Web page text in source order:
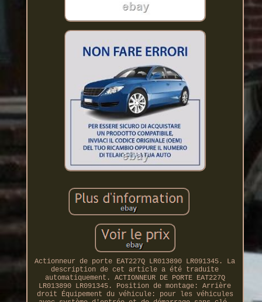
Actionneur de porte EAT227Q LR013890 LR091345. La
description de cet article a été traduite
automatiquement. ACTIONNEUR DE PORTE EAT227Q
LR013890 LR091345. Position de montage: Arrière
droit Équipement du véhicule: pour les véhicules